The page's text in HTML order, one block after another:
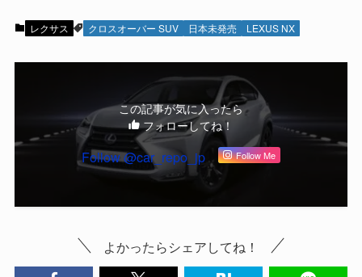
レクサス クロスオーバー SUV 日本未発売 LEXUS NX
この記事が気に入ったら
フォローしてね！
Follow @car_repo_jp Follow Me
よかったらシェアしてね！